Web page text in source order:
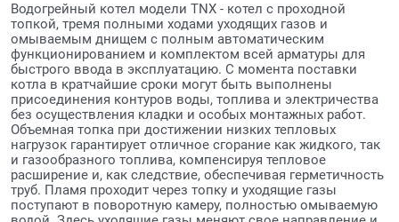
Водогрейный котел модели TNX - котел с проходной
топкой, тремя полными ходами уходящих газов и
омываемым днищем с полным автоматическим
функционированием и комплектом всей арматуры для
быстрого ввода в эксплуатацию. С момента поставки
котла в кратчайшие сроки могут быть выполнены
присоединения контуров воды, топлива и электричества
без осуществления кладки и особых монтажных работ.
Объемная топка при достижении низких тепловых
нагрузок гарантирует отличное сгорание как жидкого, так
и газообразного топлива, компенсируя тепловое
расширение и, как следствие, обеспечивая герметичность
труб. Пламя проходит через топку и уходящие газы
поступают в поворотную камеру, полностью омываемую